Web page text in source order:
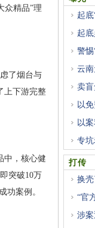
众精品”理
了烟台与
上下游完整
中，核心健
突破10万
功案例。
起
起
警
云
卖盲
以
以
专
打传
换
“官
涉